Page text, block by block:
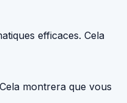
efficaces. Cela
montrera que vous